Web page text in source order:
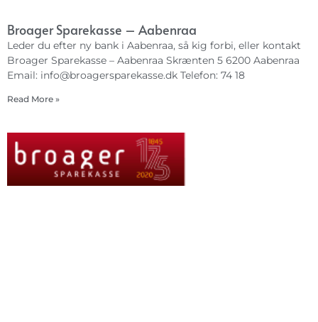
Broager Sparekasse – Aabenraa
Leder du efter ny bank i Aabenraa, så kig forbi, eller kontakt
Broager Sparekasse – Aabenraa Skrænten 5 6200 Aabenraa
Email: info@broagersparekasse.dk Telefon: 74 18
Read More »